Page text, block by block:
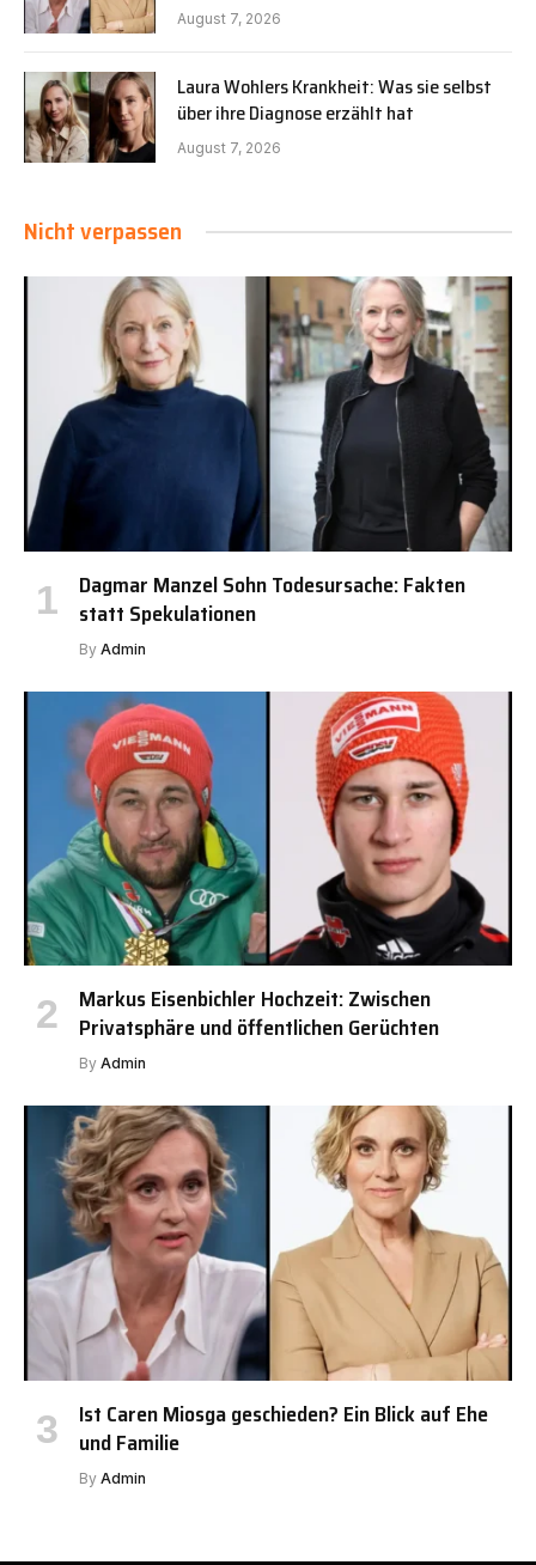
August 7, 2026
Laura Wohlers Krankheit: Was sie selbst
über ihre Diagnose erzählt hat
August 7, 2026
Nicht verpassen
Dagmar Manzel Sohn Todesursache: Fakten
statt Spekulationen
By Admin
Markus Eisenbichler Hochzeit: Zwischen
Privatsphäre und öffentlichen Gerüchten
By Admin
Ist Caren Miosga geschieden? Ein Blick auf Ehe
und Familie
By Admin